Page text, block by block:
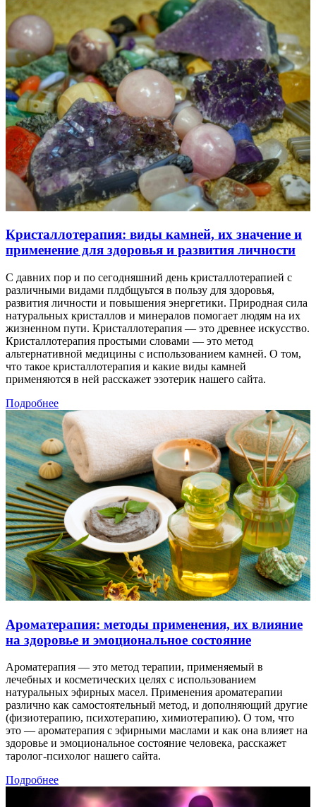
Кристаллотерапия: виды камней, их значение и
применение для здоровья и развития личности
С давних пор и по сегодняшний день кристаллотерапией с
различными видами плдбщуьтся в пользу для здоровья,
развития личности и повышения энергетики. Природная сила
натуральных кристаллов и минералов помогает людям на их
жизненном пути. Кристаллотерапия — это древнее искусство.
Кристаллотерапия простыми словами — это метод
альтернативной медицины с использованием камней. О том,
что такое кристаллотерапия и какие виды камней
применяются в ней расскажет эзотерик нашего сайта.
Подробнее
Ароматерапия: методы применения, их влияние
на здоровье и эмоциональное состояние
Ароматерапия — это метод терапии, применяемый в
лечебных и косметических целях с использованием
натуральных эфирных масел. Применения ароматерапии
различно как самостоятельный метод, и дополняющий другие
(физиотерапию, психотерапию, химиотерапию). О том, что
это — ароматерапия с эфирными маслами и как она влияет на
здоровье и эмоциональное состояние человека, расскажет
таролог-психолог нашего сайта.
Подробнее